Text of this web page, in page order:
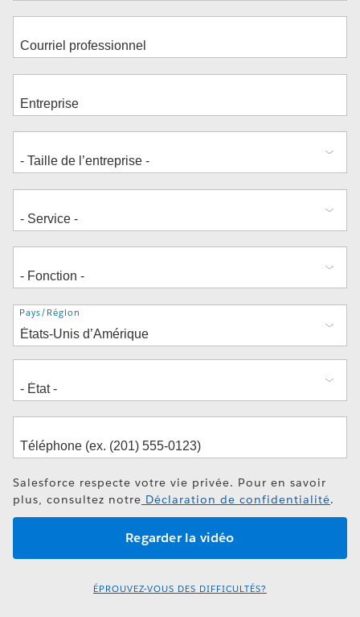
Adresse
Pays/Région
Salesforce respecte votre vie privée. Pour en savoir
plus, consultez notre Déclaration de confidentialité.
ÉPROUVEZ-VOUS DES DIFFICULTÉS?